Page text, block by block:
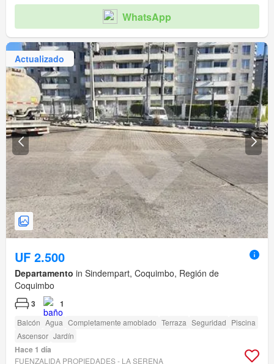
WhatsApp
Actualizado
UF 2.500
Departamento in Sindempart, Coquimbo, Región de
Coquimbo
3 1
Balcón Agua Completamente amoblado Terraza Seguridad Piscina
Ascensor Jardín
Hace 1 día
FUENZALIDA PROPIEDADES - LA SERENA